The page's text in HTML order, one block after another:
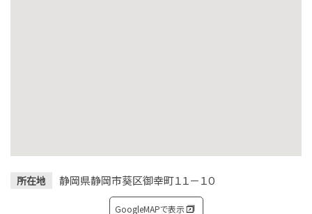
所在地 静岡県静岡市葵区御幸町１１－１０
GoogleMAPで表示